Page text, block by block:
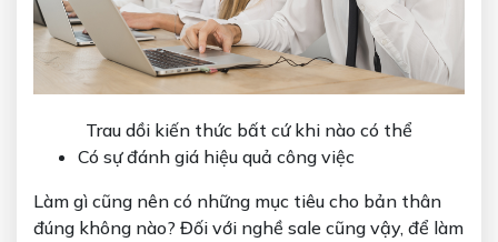
Trau dồi kiến thức bất cứ khi nào có thể
Có sự đánh giá hiệu quả công việc
Làm gì cũng nên có những mục tiêu cho bản thân
đúng không nào? Đối với nghề sale cũng vậy, để làm